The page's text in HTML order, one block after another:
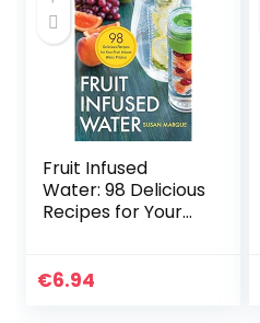
Fruit Infused
Water: 98 Delicious
Recipes for Your
€6.94